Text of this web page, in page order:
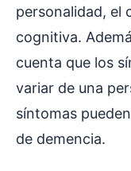
personalidad, el
cognitiva.
cuenta que los
variar de una
síntomas
de demencia.